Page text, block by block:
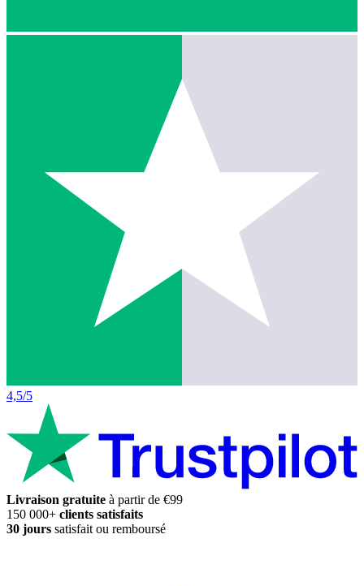
4,5/5
Livraison gratuite à partir de €99
150 000+ clients satisfaits
30 jours satisfait ou remboursé